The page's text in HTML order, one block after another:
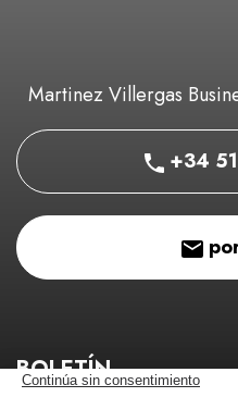
Martinez Villergas
+34
BOLETÍN